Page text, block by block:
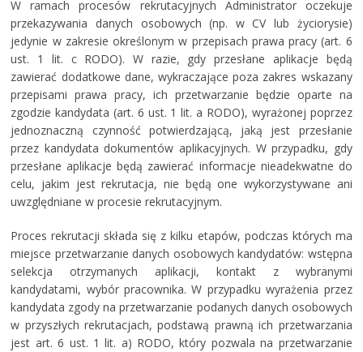
W ramach procesów rekrutacyjnych Administrator oczekuje
przekazywania danych osobowych (np. w CV lub życiorysie)
jedynie w zakresie określonym w przepisach prawa pracy (art. 6
ust. 1 lit. c RODO). W razie, gdy przesłane aplikacje będą
zawierać dodatkowe dane, wykraczające poza zakres wskazany
przepisami prawa pracy, ich przetwarzanie będzie oparte na
zgodzie kandydata (art. 6 ust. 1 lit. a RODO), wyrażonej poprzez
jednoznaczną czynność potwierdzającą, jaką jest przesłanie
przez kandydata dokumentów aplikacyjnych. W przypadku, gdy
przesłane aplikacje będą zawierać informacje nieadekwatne do
celu, jakim jest rekrutacja, nie będą one wykorzystywane ani
uwzględniane w procesie rekrutacyjnym.
Proces rekrutacji składa się z kilku etapów, podczas których ma
miejsce przetwarzanie danych osobowych kandydatów: wstępna
selekcja otrzymanych aplikacji, kontakt z wybranymi
kandydatami, wybór pracownika. W przypadku wyrażenia przez
kandydata zgody na przetwarzanie podanych danych osobowych
w przyszłych rekrutacjach, podstawą prawną ich przetwarzania
jest art. 6 ust. 1 lit. a) RODO, który pozwala na przetwarzanie